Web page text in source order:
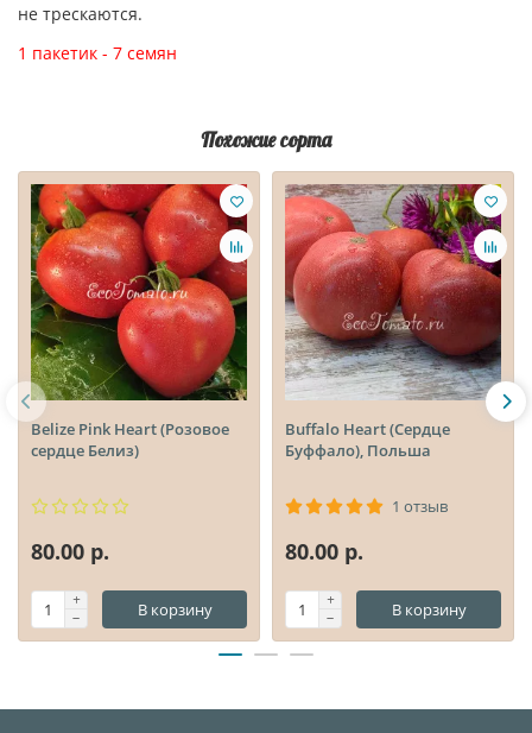
не трескаются.
1 пакетик - 7 семян
Похожие сорта
Belize Pink Heart (Розовое
сердце Белиз)
80.00 р.
В корзину
Buffalo Heart (Сердце
Буффало), Польша
1 отзыв
80.00 р.
В корзину